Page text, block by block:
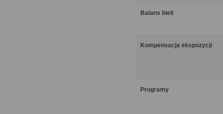
Balans bieli
Kompensacja ekspozycji
Programy